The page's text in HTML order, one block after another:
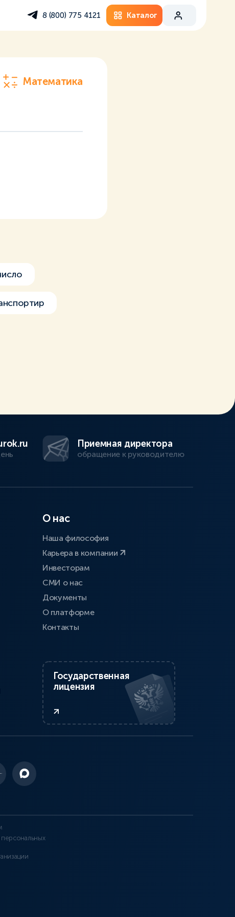
8 (800) 775 4121 Каталог
Математика
Приемная директора
обращение к руководителю
О нас
Наша философия
Карьера в компании
Инвесторам
СМИ о нас
Документы
О платформе
Контакты
Государственная
лицензия